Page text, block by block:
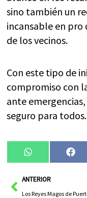
sino también un
incansable en pro
de los vecinos.
Con este tipo de
compromiso con
ante
seguro para todos.
Compartir
en
WhatsApp
en
AntANTERIOR